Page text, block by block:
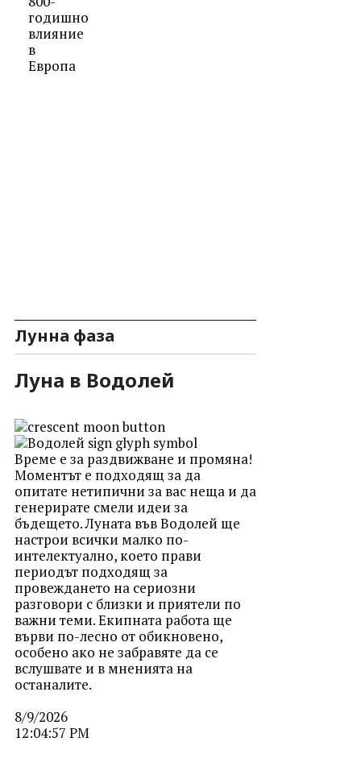
Лунна фаза
Луна в Водолей
Време е за раздвижване и промяна!
Моментът е подходящ за да
опитате нетипични за вас неща и да
генерирате смели идеи за
бъдещето. Луната във Водолей ще
настрои всички малко по-
интелектуално, което прави
периодът подходящ за
провеждането на сериозни
разговори с близки и приятели по
важни теми. Екипната работа ще
върви по-лесно от обикновено,
особено ако не забравяте да се
вслушвате и в мненията на
останалите.
8/9/2026
12:04:57 PM